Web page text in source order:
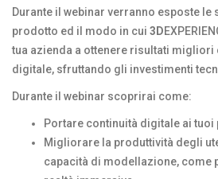
Durante il webinar verranno esposte
prodotto ed il modo in cui 3D
tua azienda a ottenere risultati migliori
digitale, sfruttando gli investimenti
Durante il webinar scoprirai come:
Portare continuità digitale ai
Migliorare la produttività degli
capacità di modellazione, come